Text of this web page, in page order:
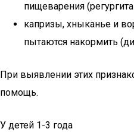
пищеварения
капризы, хныканье и
пытаются накормить
При выявлении этих
помощь.
У детей 1-3 года